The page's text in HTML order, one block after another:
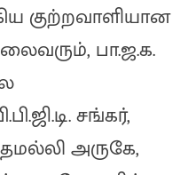
குற்றவாளியான
பா.ஜ.க.
சங்கர்,
அருகே,